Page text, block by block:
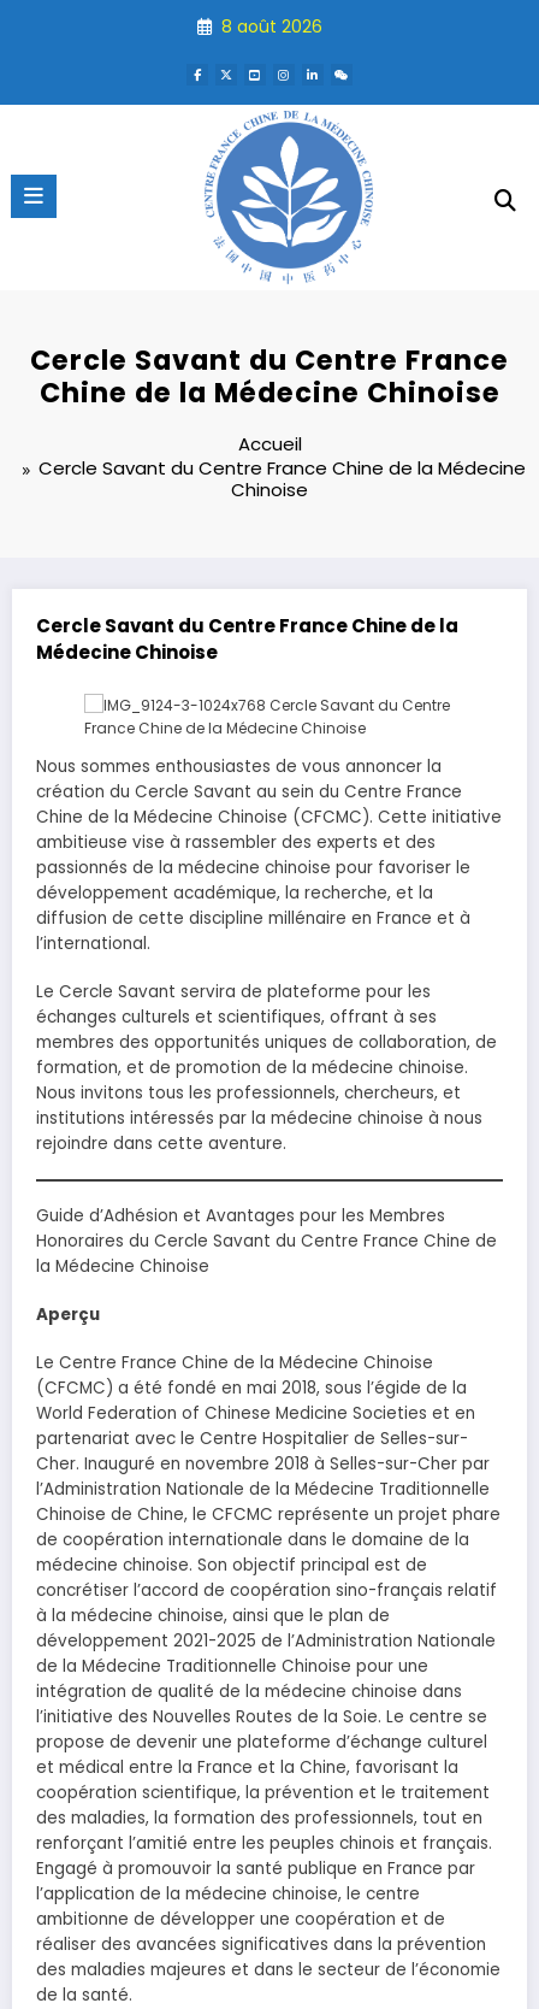
8 août 2026
Cercle Savant du Centre France
Chine de la Médecine Chinoise
Accueil
Cercle Savant du Centre France Chine de la Médecine
Chinoise
Cercle Savant du Centre France Chine de la
Médecine Chinoise
Nous sommes enthousiastes de vous annoncer la
création du Cercle Savant au sein du Centre France
Chine de la Médecine Chinoise (CFCMC). Cette initiative
ambitieuse vise à rassembler des experts et des
passionnés de la médecine chinoise pour favoriser le
développement académique, la recherche, et la
diffusion de cette discipline millénaire en France et à
l’international.
Le Cercle Savant servira de plateforme pour les
échanges culturels et scientifiques, offrant à ses
membres des opportunités uniques de collaboration, de
formation, et de promotion de la médecine chinoise.
Nous invitons tous les professionnels, chercheurs, et
institutions intéressés par la médecine chinoise à nous
rejoindre dans cette aventure.
Guide d’Adhésion et Avantages pour les Membres
Honoraires du Cercle Savant du Centre France Chine de
la Médecine Chinoise
Aperçu
Le Centre France Chine de la Médecine Chinoise
(CFCMC) a été fondé en mai 2018, sous l’égide de la
World Federation of Chinese Medicine Societies et en
partenariat avec le Centre Hospitalier de Selles-sur-
Cher. Inauguré en novembre 2018 à Selles-sur-Cher par
l’Administration Nationale de la Médecine Traditionnelle
Chinoise de Chine, le CFCMC représente un projet phare
de coopération internationale dans le domaine de la
médecine chinoise. Son objectif principal est de
concrétiser l’accord de coopération sino-français relatif
à la médecine chinoise, ainsi que le plan de
développement 2021-2025 de l’Administration Nationale
de la Médecine Traditionnelle Chinoise pour une
intégration de qualité de la médecine chinoise dans
l’initiative des Nouvelles Routes de la Soie. Le centre se
propose de devenir une plateforme d’échange culturel
et médical entre la France et la Chine, favorisant la
coopération scientifique, la prévention et le traitement
des maladies, la formation des professionnels, tout en
renforçant l’amitié entre les peuples chinois et français.
Engagé à promouvoir la santé publique en France par
l’application de la médecine chinoise, le centre
ambitionne de développer une coopération et de
réaliser des avancées significatives dans la prévention
des maladies majeures et dans le secteur de l’économie
de la santé.